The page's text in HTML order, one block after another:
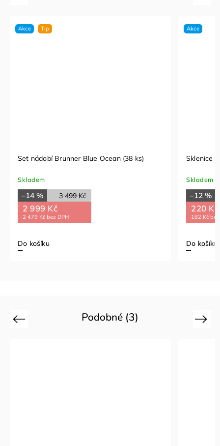
Akce Tip
Set nádobí Brunner Blue Ocean (38 ks)
Skladem
3 499 Kč
–14 %
2 999 Kč
2 479 Kč bez DPH
Do košíku
Akce
Sklenice
Skladem
–12 %
220 Kč
182 Kč
Do košíku
Podobné (3)
Previous Next